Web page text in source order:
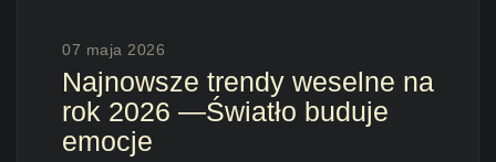
07 maja 2026
Najnowsze trendy weselne na
rok 2026 —Światło buduje
emocje